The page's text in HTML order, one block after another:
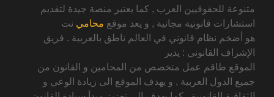
متنوعة للحقوقيين العرب , كما يعتبر منصة جيدة لتقديم
استشارات قانونية مجانية , و يعد موقع محامي نت
هو أضخم نظام قانوني في العالم ناطق بالعربية . فريق
الإشراف القانوني : يدير
الموقع طاقم عمل متخصص من المحامين و القانون من
جميع الدول العربية , و يهدف الموقع الى زيادة الوعي و